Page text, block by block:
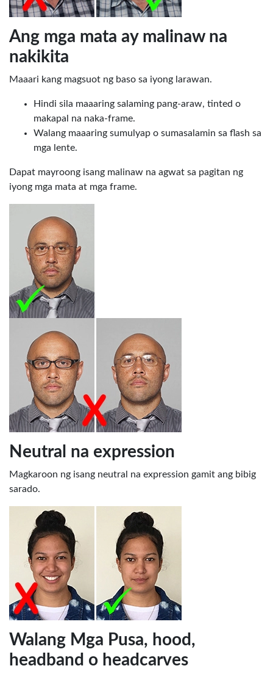
Ang mga mata ay malinaw na
nakikita
Maaari kang magsuot ng baso sa iyong larawan.
Hindi sila maaaring salaming pang-araw, tinted o
makapal na naka-frame.
Walang maaaring sumulyap o sumasalamin sa flash sa
mga lente.
Dapat mayroong isang malinaw na agwat sa pagitan ng
iyong mga mata at mga frame.
Neutral na expression
Magkaroon ng isang neutral na expression gamit ang bibig
sarado.
Walang Mga Pusa, hood,
headband o headcarves